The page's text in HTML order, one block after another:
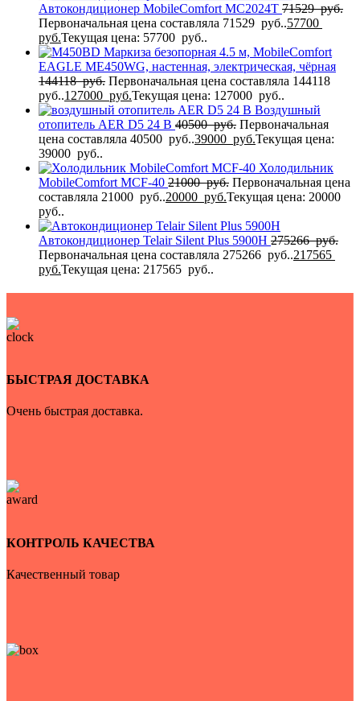
Автокондиционер MobileComfort MC2024T 71529руб.
Первоначальная цена составляла 71529 руб..57700
руб.Текущая цена: 57700 руб..
Маркиза безопорная 4.5 м, MobileComfort
EAGLE MЕ450WG, настенная, электрическая, чёрная
144118руб. Первоначальная цена составляла 144118
руб..127000 руб.Текущая цена: 127000 руб..
Воздушный
отопитель AER D5 24 В 40500руб. Первоначальная
цена составляла 40500 руб..39000 руб.Текущая цена:
39000 руб..
Холодильник
MobileComfort MCF-40 21000руб. Первоначальная цена
составляла 21000 руб..20000 руб.Текущая цена: 20000
руб..
Автокондиционер Telair Silent Plus 5900H 275266руб.
Первоначальная цена составляла 275266 руб..217565
руб.Текущая цена: 217565 руб..
БЫСТРАЯ ДОСТАВКА
Очень быстрая доставка.
КОНТРОЛЬ КАЧЕСТВА
Качественный товар